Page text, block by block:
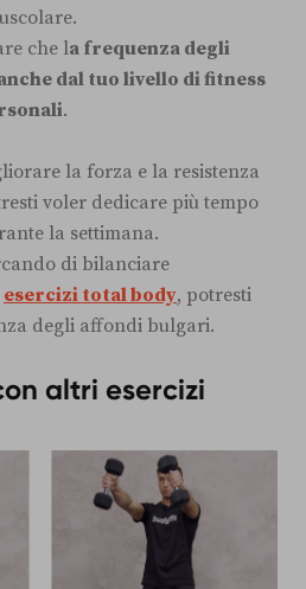
che la frequenza degli
dal tuo livello di fitness
.
la forza e la resistenza
voler dedicare più tempo
la settimana.
di bilanciare
esercizi total body, potresti
degli affondi bulgari.
altri esercizi